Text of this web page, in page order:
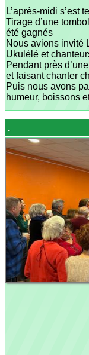
L’après-midi s’est
Tirage d’une
été gagnés
Nous avions invité
Ukulélé et
Pendant près
et faisant chanter
Puis nous avons
humeur, boissons
.